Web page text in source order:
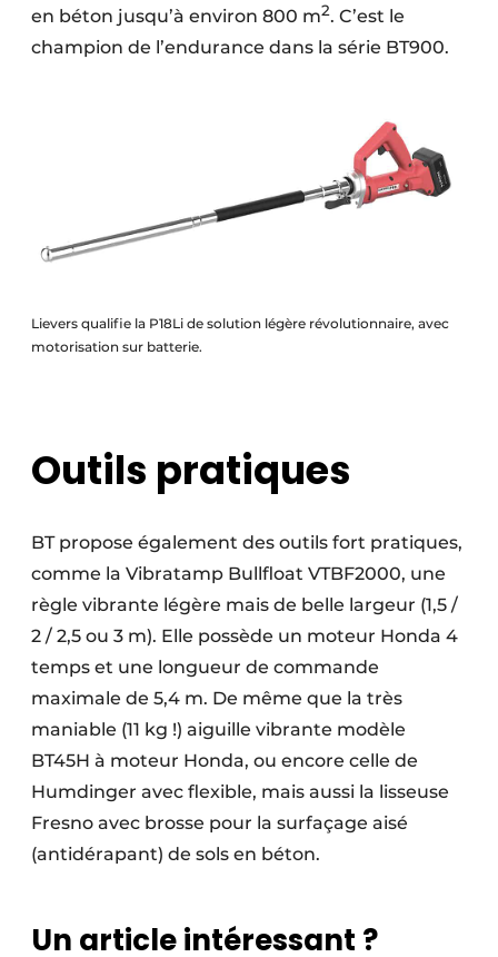
en béton jusqu’à environ 800 m2. C’est le
champion de l’endurance dans la série BT900.
Lievers qualifie la P18Li de solution légère révolutionnaire, avec
motorisation sur batterie.
Outils pratiques
BT propose également des outils fort pratiques,
comme la Vibratamp Bullfloat VTBF2000, une
règle vibrante légère mais de belle largeur (1,5 /
2 / 2,5 ou 3 m). Elle possède un moteur Honda 4
temps et une longueur de commande
maximale de 5,4 m. De même que la très
maniable (11 kg !) aiguille vibrante modèle
BT45H à moteur Honda, ou encore celle de
Humdinger avec flexible, mais aussi la lisseuse
Fresno avec brosse pour la surfaçage aisé
(antidérapant) de sols en béton.
Un article intéressant ?